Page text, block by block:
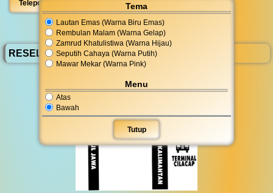
Tema
Lautan Emas (Warna Biru Emas)
Rembulan Malam (Warna Gelap)
Zamrud Khatulistiwa (Warna Hijau)
Seputih Cahaya (Warna Putih)
Mawar Mekar (Warna Pink)
Menu
Atas
Bawah
Tutup
Telepon
RESELLER BassComp